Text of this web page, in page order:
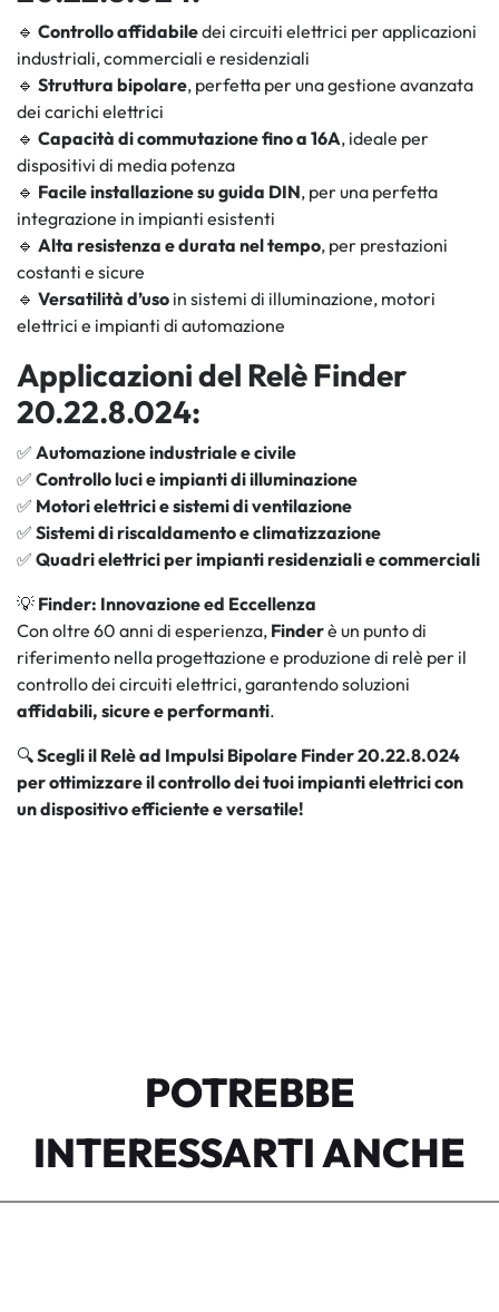
🔹 Controllo affidabiledei circuiti elettrici per applicazioni
industriali, commerciali e residenziali
🔹 Struttura bipolare, perfetta per una gestione avanzata
dei carichi elettrici
🔹 Capacità di commutazione fino a 16A, ideale per
dispositivi di media potenza
🔹 Facile installazione su guida DIN, per una perfetta
integrazione in impianti esistenti
🔹 Alta resistenza e durata nel tempo, per prestazioni
costanti e sicure
🔹 Versatilità d’uso in sistemi di illuminazione, motori
elettrici e impianti di automazione
Applicazioni del Relè Finder
20.22.8.024:
✅ Automazione industriale e civile
✅ Controllo luci e impianti di illuminazione
✅ Motori elettrici e sistemi di ventilazione
✅ Sistemi di riscaldamento e climatizzazione
✅ Quadri elettrici per impianti residenziali e commerciali
💡 Finder: Innovazione ed Eccellenza
Con oltre 60 anni di esperienza, Finderè un punto di
riferimento nella progettazione e produzione di relè per il
controllo dei circuiti elettrici, garantendo soluzioni
affidabili, sicure e performanti.
🔍Scegli il Relè ad Impulsi Bipolare Finder 20.22.8.024
per ottimizzare il controllo dei tuoi impianti elettrici con
un dispositivo efficiente e versatile!
POTREBBE
INTERESSARTI ANCHE